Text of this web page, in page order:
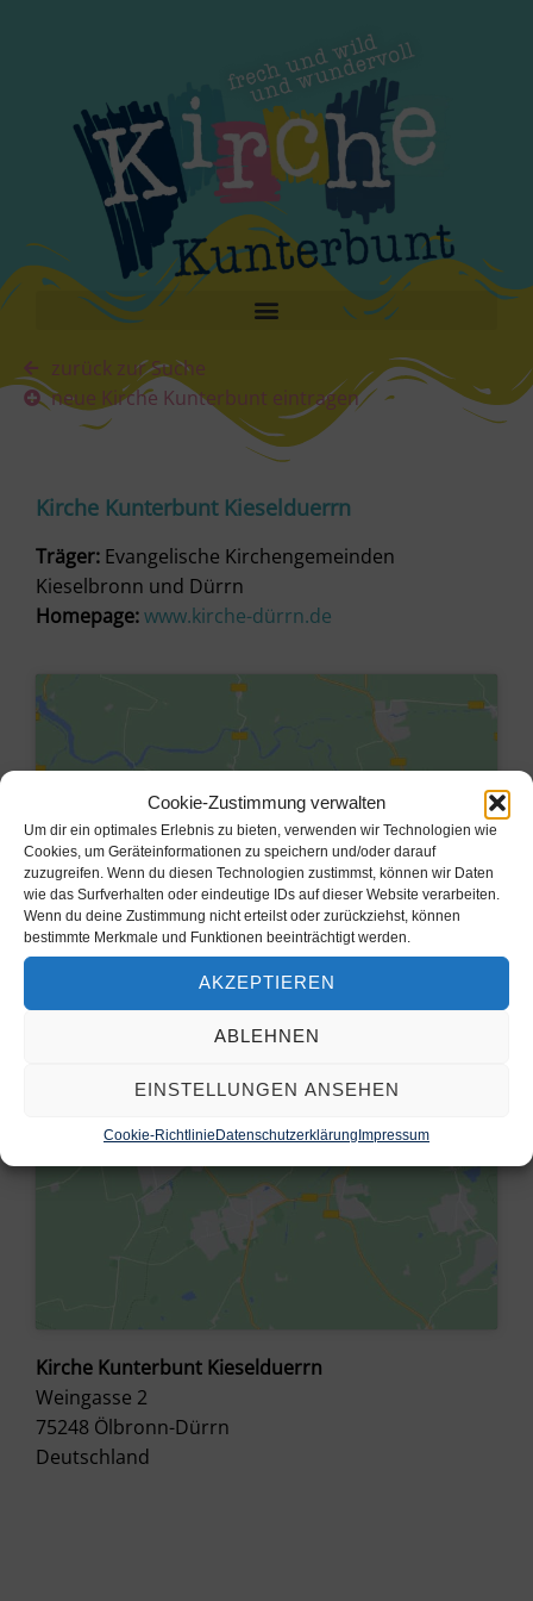
Cookie-Zustimmung verwalten
Um dir ein optimales Erlebnis zu bieten, verwenden wir Technologien wie
Cookies, um Geräteinformationen zu speichern und/oder darauf
zuzugreifen. Wenn du diesen Technologien zustimmst, können wir Daten
wie das Surfverhalten oder eindeutige IDs auf dieser Website verarbeiten.
Wenn du deine Zustimmung nicht erteilst oder zurückziehst, können
bestimmte Merkmale und Funktionen beeinträchtigt werden.
AKZEPTIEREN
ABLEHNEN
EINSTELLUNGEN ANSEHEN
Cookie-RichtlinieDatenschutzerklärungImpressum
zurück zur Suche
neue Kirche Kunterbunt eintragen
Kirche Kunterbunt Kieselduerrn
Träger: Evangelische Kirchengemeinden
Kieselbronn und Dürrn
Homepage:www.kirche-dürrn.de
Klicke hier, um Marketing-Cookies
aktivieren
Kirche Kunterbunt Kieselduerrn
Weingasse 2
75248 Ölbronn-Dürrn
Deutschland